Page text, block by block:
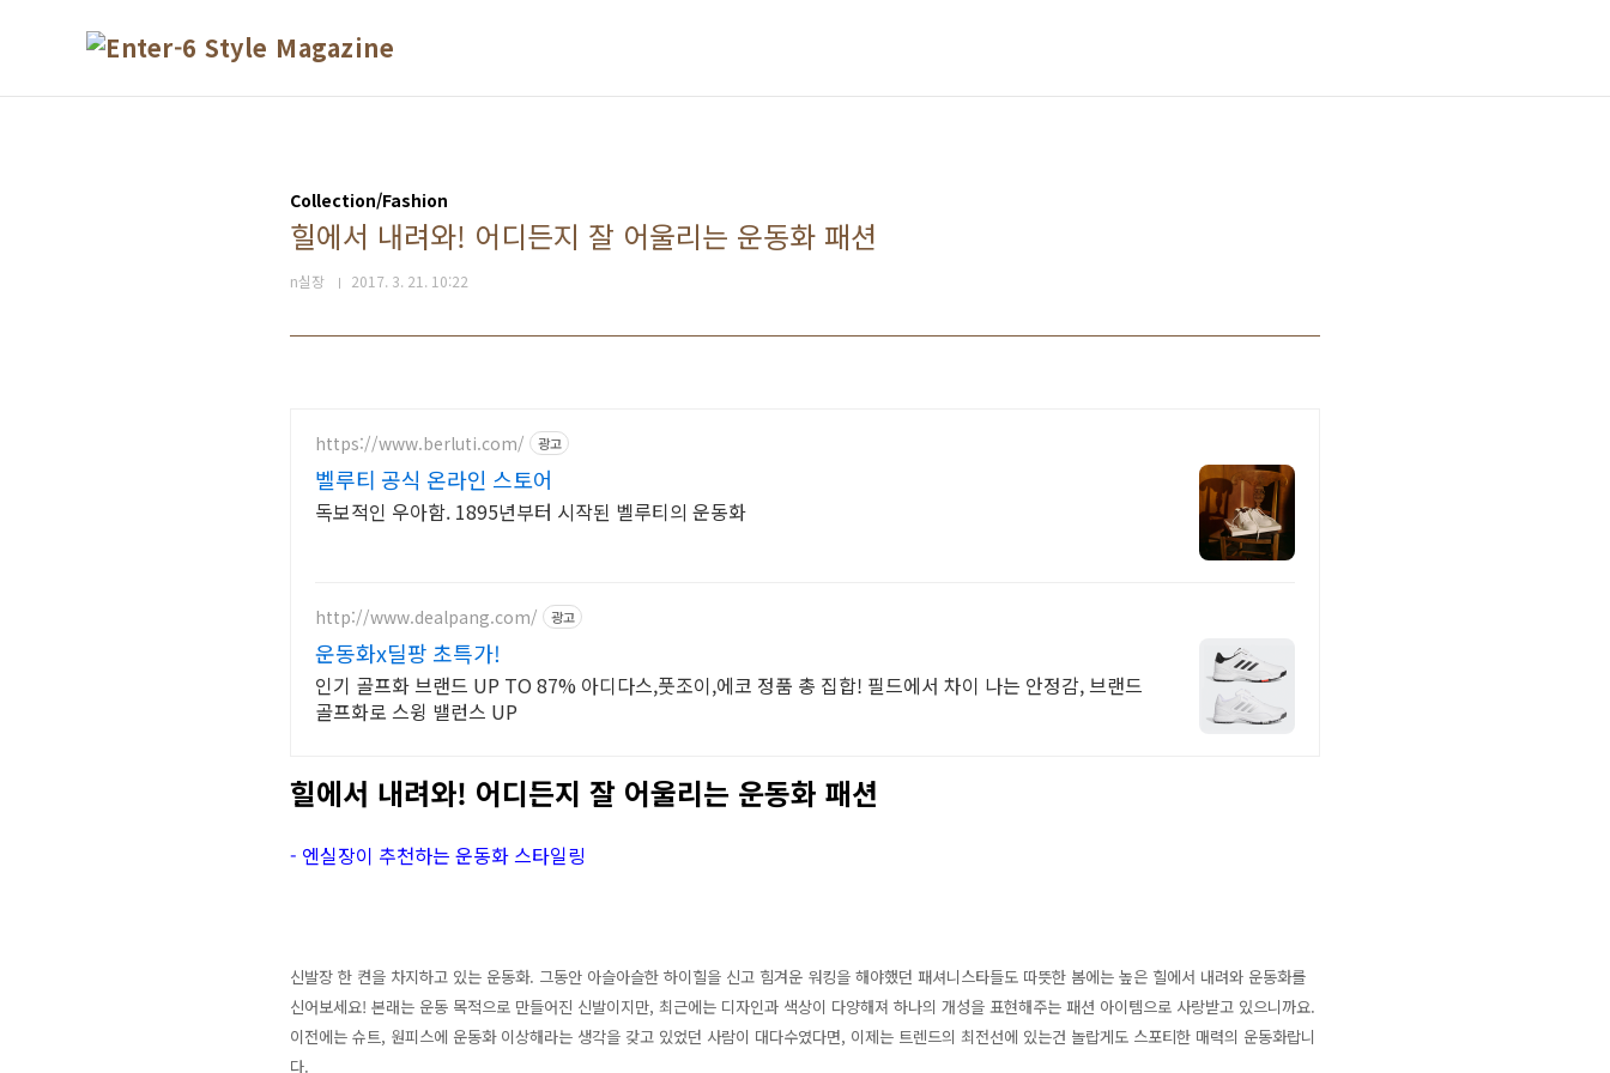
Collection/Fashion
힐에서 내려와! 어디든지 잘 어울리는 운동화 패션
n실장 2017. 3. 21. 10:22
https://www.berluti.com/ 광고
벨루티 공식 온라인 스토어
독보적인 우아함. 1895년부터 시작된 벨루티의 운동화
http://www.dealpang.com/ 광고
운동화x딜팡 초특가!
인기 골프화 브랜드 UP TO 87% 아디다스,풋조이,에코 정품 총 집합! 필드에서 차이 나는 안정감, 브랜드
골프화로 스윙 밸런스 UP
힐에서 내려와! 어디든지 잘 어울리는 운동화 패션
- 엔실장이 추천하는 운동화 스타일링
신발장 한 켠을 차지하고 있는 운동화. 그동안 아슬아슬한 하이힐을 신고 힘겨운 워킹을 해야했던 패셔니스타들도 따뜻한 봄에는 높은 힐에서 내려와 운동화를
신어보세요! 본래는 운동 목적으로 만들어진 신발이지만, 최근에는 디자인과 색상이 다양해져 하나의 개성을 표현해주는 패션 아이템으로 사랑받고 있으니까요.
이전에는 슈트, 원피스에 운동화 이상해라는 생각을 갖고 있었던 사람이 대다수였다면, 이제는 트렌드의 최전선에 있는건 놀랍게도 스포티한 매력의 운동화랍니
다.